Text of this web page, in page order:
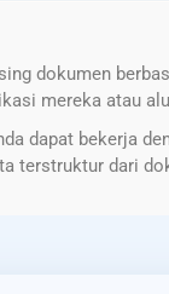
dokumen
mereka atau
dapat bekerja
terstruktur dari